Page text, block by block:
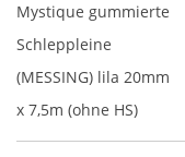
Mystique gummierte
Schleppleine
(MESSING) lila 20mm
x 7,5m (ohne HS)